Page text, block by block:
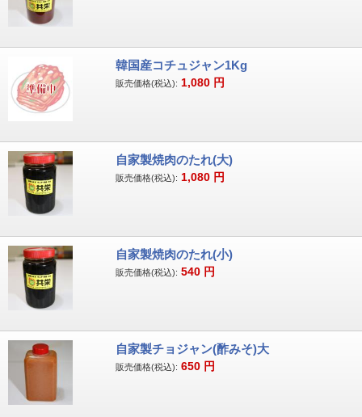
韓国産コチュジャン1Kg
販売価格(税込): 1,080 円
自家製焼肉のたれ(大)
販売価格(税込): 1,080 円
自家製焼肉のたれ(小)
販売価格(税込): 540 円
自家製チョジャン(酢みそ)大
販売価格(税込): 650 円